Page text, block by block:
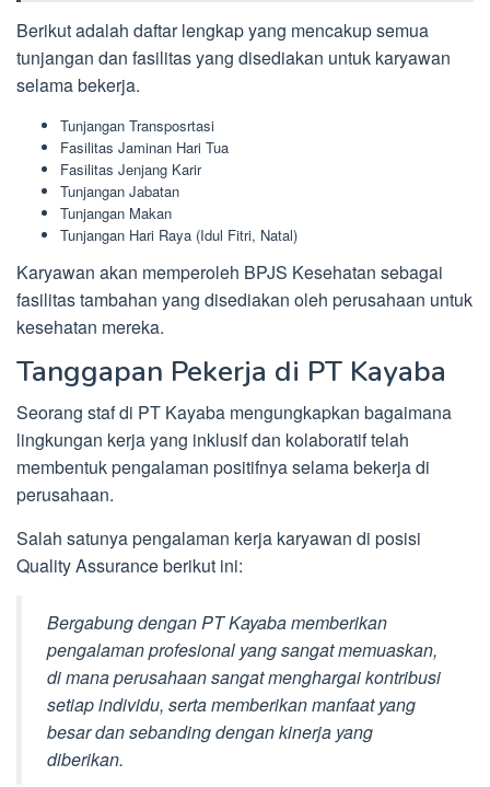
Berikut adalah daftar lengkap yang mencakup semua
tunjangan dan fasilitas yang disediakan untuk karyawan
selama bekerja.
Tunjangan Transposrtasi
Fasilitas Jaminan Hari Tua
Fasilitas Jenjang Karir
Tunjangan Jabatan
Tunjangan Makan
Tunjangan Hari Raya (Idul Fitri, Natal)
Karyawan akan memperoleh BPJS Kesehatan sebagai
fasilitas tambahan yang disediakan oleh perusahaan untuk
kesehatan mereka.
Tanggapan Pekerja di PT Kayaba
Seorang staf di PT Kayaba mengungkapkan bagaimana
lingkungan kerja yang inklusif dan kolaboratif telah
membentuk pengalaman positifnya selama bekerja di
perusahaan.
Salah satunya pengalaman kerja karyawan di posisi
Quality Assurance berikut ini:
Bergabung dengan PT Kayaba memberikan
pengalaman profesional yang sangat memuaskan,
di mana perusahaan sangat menghargai kontribusi
setiap individu, serta memberikan manfaat yang
besar dan sebanding dengan kinerja yang
diberikan.